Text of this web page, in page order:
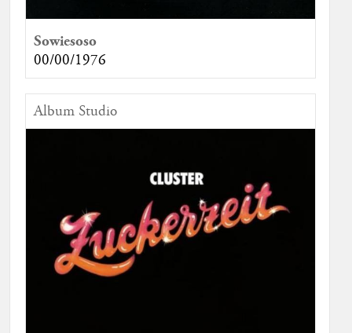
Sowiesoso
00/00/1976
Album Studio